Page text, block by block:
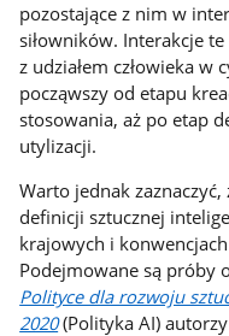
pozostające z nim w
siłowników. Interakcje
z udziałem człowieka w
począwszy od etapu
stosowania, aż po etap
utylizacji.
Warto jednak
definicji sztucznej
krajowych i
Podejmowane są próby
Polityce dla rozwoju
2020(Polityka AI)